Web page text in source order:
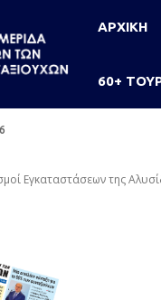
ΑΡΧΙΚΗ
60+
Εγκαταστάσεων της